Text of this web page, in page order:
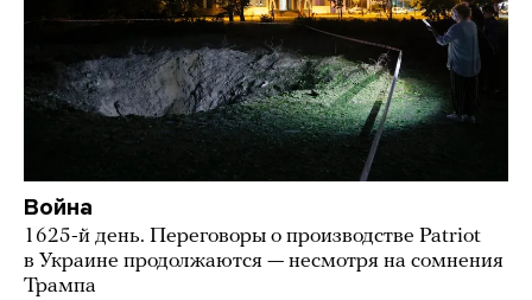
Война
1625-й день. Переговоры о производстве Patriot
в Украине продолжаются — несмотря на сомнения
Трампа